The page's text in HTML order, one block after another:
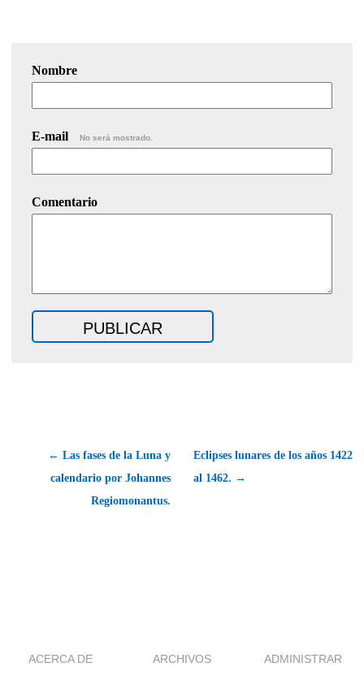
Nombre
E-mail No será mostrado.
Comentario
← Las fases de la Luna y
calendario por Johannes
Regiomonantus.
Eclipses lunares de los años 1422
al 1462. →
ACERCA DE ARCHIVOS ADMINISTRAR